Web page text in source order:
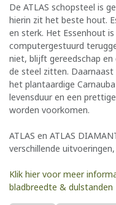
De ATLAS schopsteel is
hierin zit het beste hout.
en sterk. Het Essenhout
computergestuurd
niet, blijft gereedschap
de steel zitten.
het plantaardige
levensduur en een
worden voorkomen.
ATLAS en ATLAS
verschillende
Klik hier voor meer
bladbreedte & dulstanden